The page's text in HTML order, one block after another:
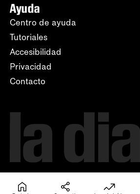
Ayuda
Centro de ayuda
Tutoriales
Accesibilidad
Privacidad
Contacto